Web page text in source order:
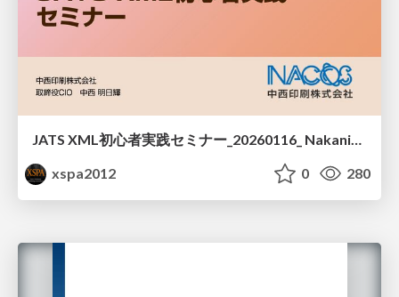
xspa2012
0 280